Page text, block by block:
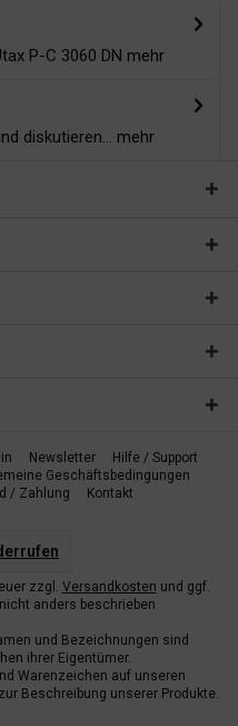
P-C 3060 DN mehr
diskutieren... mehr
Newsletter
Hilfe / Support
Geschäftsbedingungen
/ Zahlung Kontakt
zzgl. Versandkosten und ggf.
anders beschrieben
und Bezeichnungen sind
ihrer Eigentümer.
Warenzeichen auf unseren
Beschreibung unserer Produkte.